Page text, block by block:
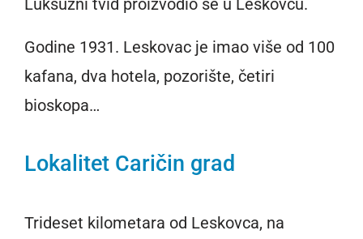
Luksuzni tvid proizvodio se u Leskovcu.
Godine 1931. Leskovac je imao više od 100
kafana, dva hotela, pozorište, četiri
bioskopa…
Lokalitet Caričin grad
Trideset kilometara od Leskovca, na